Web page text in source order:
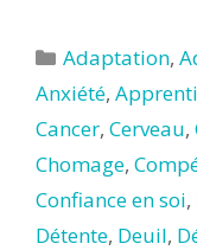
Catégories
Adaptation,
Anxiété,
Cancer, Cerveau,
Chomage,
Confiance en soi,
Détente, Deuil,